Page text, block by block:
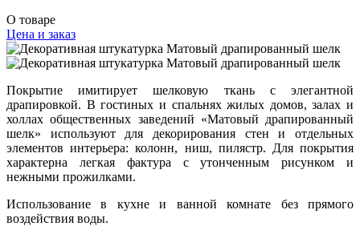
О товаре
Цена и заказ
Покрытие имитирует шелковую ткань с элегантной
драпировкой. В гостиных и спальнях жилых домов, залах и
холлах общественных заведений «Матовый драпированный
шелк» используют для декорирования стен и отдельных
элементов интерьера: колонн, ниш, пилястр. Для покрытия
характерна легкая фактура с утонченным рисунком и
нежными прожилками.
Использование в кухне и ванной комнате без прямого
воздействия воды.